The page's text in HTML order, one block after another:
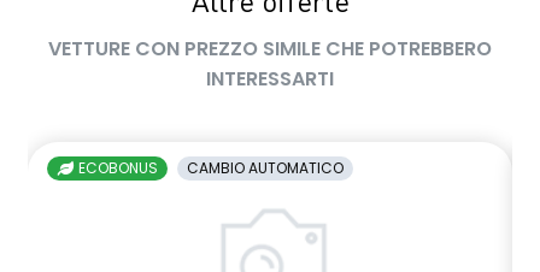
VETTURE CON PREZZO SIMILE CHE POTREBBERO
INTERESSARTI
ECOBONUS CAMBIO AUTOMATICO